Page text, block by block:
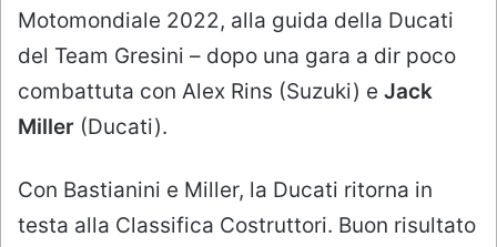
Motomondiale 2022, alla guida della Ducati
del Team Gresini – dopo una gara a dir poco
combattuta con Alex Rins (Suzuki) e Jack
Miller (Ducati).
Con Bastianini e Miller, la Ducati ritorna in
testa alla Classifica Costruttori. Buon risultato